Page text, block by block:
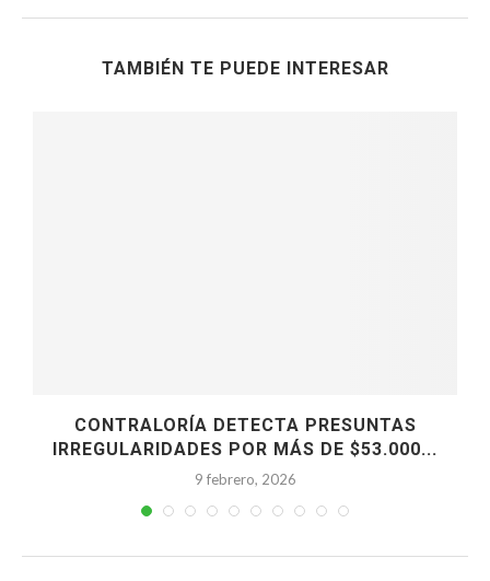
TAMBIÉN TE PUEDE INTERESAR
CONTRALORÍA DETECTA PRESUNTAS
IRREGULARIDADES POR MÁS DE $53.000...
9 febrero, 2026